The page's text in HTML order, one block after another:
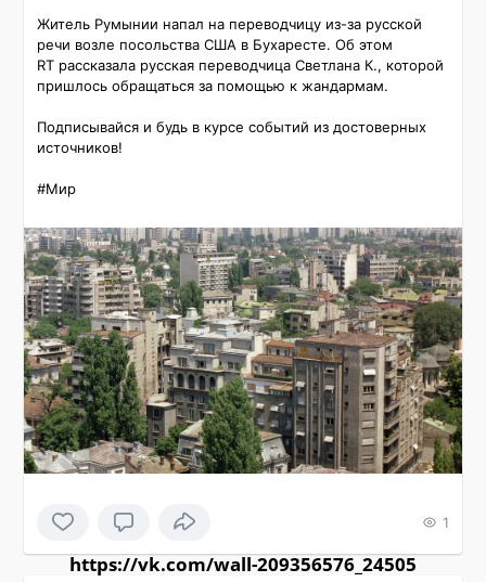
Житель Румынии напал на переводчицу из-за русской
речи возле посольства США в Бухаресте. Об этом
RT рассказала русская переводчица Светлана К., которой
пришлось обращаться за помощью к жандармам.
Подписывайся и будь в курсе событий из достоверных
источников!
#Мир
1
https://vk.com/wall-209356576_24505